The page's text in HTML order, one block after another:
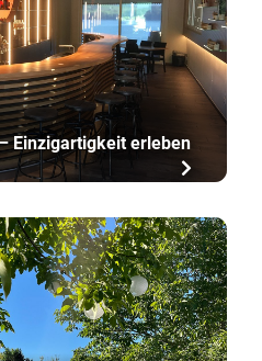
Einzigartigkeit erleben